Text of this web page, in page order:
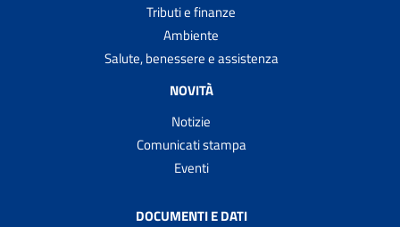
Tributi e finanze
Ambiente
Salute, benessere e assistenza
NOVITÀ
Notizie
Comunicati stampa
Eventi
DOCUMENTI E DATI